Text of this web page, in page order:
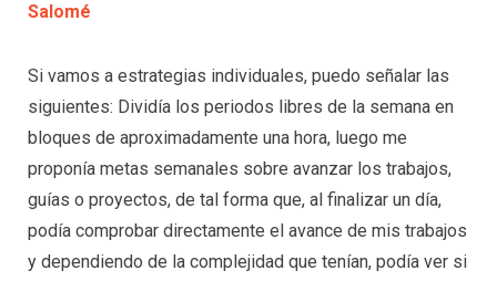
Salomé
Si vamos a estrategias individuales, puedo señalar las
siguientes: Dividía los periodos libres de la semana en
bloques de aproximadamente una hora, luego me
proponía metas semanales sobre avanzar los trabajos,
guías o proyectos, de tal forma que, al finalizar un día,
podía comprobar directamente el avance de mis trabajos
y dependiendo de la complejidad que tenían, podía ver si